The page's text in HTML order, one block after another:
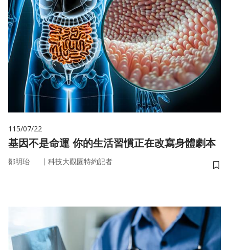
115/07/22
基因不是命運 你的生活習慣正在改寫身體劇本
鄒明珆 ｜ 科技大觀園特約記者
儲